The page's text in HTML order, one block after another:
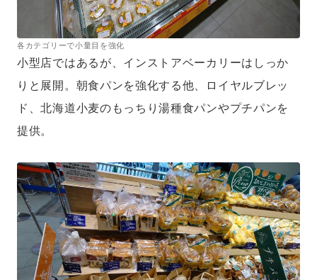
各カテゴリーで小量目を強化
小型店ではあるが、インストアベーカリーはしっか
りと展開。朝食パンを強化する他、ロイヤルブレッ
ド、北海道小麦のもっちり湯種食パンやプチパンを
提供。